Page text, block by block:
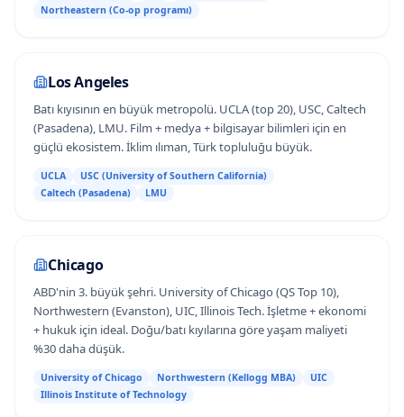
Northeastern (Co-op programı)
Los Angeles
Batı kıyısının en büyük metropolü. UCLA (top 20), USC, Caltech
(Pasadena), LMU. Film + medya + bilgisayar bilimleri için en
güçlü ekosistem. İklim ılıman, Türk topluluğu büyük.
UCLA
USC (University of Southern California)
Caltech (Pasadena)
LMU
Chicago
ABD'nin 3. büyük şehri. University of Chicago (QS Top 10),
Northwestern (Evanston), UIC, Illinois Tech. İşletme + ekonomi
+ hukuk için ideal. Doğu/batı kıyılarına göre yaşam maliyeti
%30 daha düşük.
University of Chicago Northwestern (Kellogg MBA)
UIC
Illinois Institute of Technology